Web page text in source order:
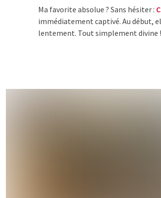
Ma favorite absolue ? Sans hésiter :
immédiatement captivé. Au début,
lentement. Tout simplement divine